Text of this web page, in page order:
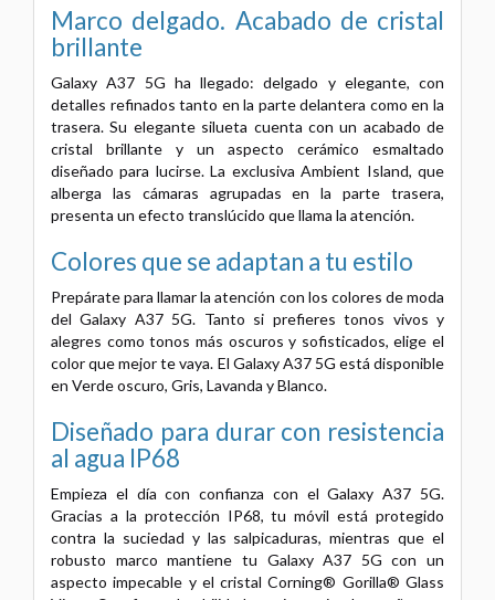
Marco delgado. Acabado de cristal
brillante
Galaxy A37 5G ha llegado: delgado y elegante, con
detalles refinados tanto en la parte delantera como en la
trasera. Su elegante silueta cuenta con un acabado de
cristal brillante y un aspecto cerámico esmaltado
diseñado para lucirse. La exclusiva Ambient Island, que
alberga las cámaras agrupadas en la parte trasera,
presenta un efecto translúcido que llama la atención.
Colores que se adaptan a tu estilo
Prepárate para llamar la atención con los colores de moda
del Galaxy A37 5G. Tanto si prefieres tonos vivos y
alegres como tonos más oscuros y sofisticados, elige el
color que mejor te vaya. El Galaxy A37 5G está disponible
en Verde oscuro, Gris, Lavanda y Blanco.
Diseñado para durar con resistencia
al agua IP68
Empieza el día con confianza con el Galaxy A37 5G.
Gracias a la protección IP68, tu móvil está protegido
contra la suciedad y las salpicaduras, mientras que el
robusto marco mantiene tu Galaxy A37 5G con un
aspecto impecable y el cristal Corning® Gorilla® Glass